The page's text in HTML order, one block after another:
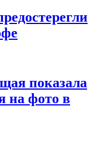
показала
на фото в